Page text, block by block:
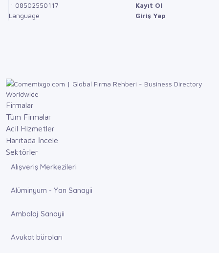
: 08502550117
Language
Kayıt Ol
Giriş Yap
Firmalar
Tüm Firmalar
Acil Hizmetler
Haritada İncele
Sektörler
Alışveriş Merkezileri
Alüminyum - Yan Sanayii
Ambalaj Sanayii
Avukat büroları